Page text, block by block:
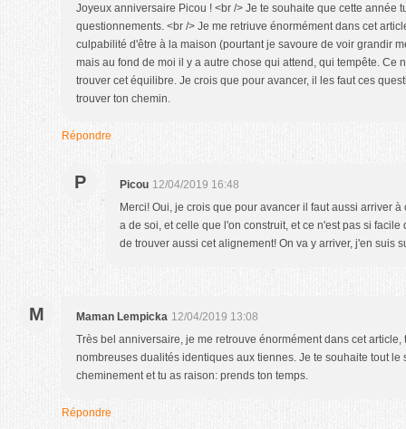
Joyeux anniversaire Picou ! <br /> Je te souhaite que cette année
questionnements. <br /> Je me retriuve énormément dans cet
culpabilité d'être à la maison (pourtant je savoure de voir grandir
mais au fond de moi il y a autre chose qui attend, qui tempête. Ce
trouver cet équilibre. Je crois que pour avancer, il les faut ces
trouver ton chemin.
Répondre
P Picou 12/04/2019 16:48
Merci! Oui, je crois que pour avancer il faut aussi arriver
a de soi, et celle que l'on construit, et ce n'est pas si facile
de trouver aussi cet alignement! On va y arriver, j'en suis
M Maman Lempicka 12/04/2019 13:08
Très bel anniversaire, je me retrouve énormément dans cet article,
nombreuses dualités identiques aux tiennes. Je te souhaite tout le
cheminement et tu as raison: prends ton temps.
Répondre